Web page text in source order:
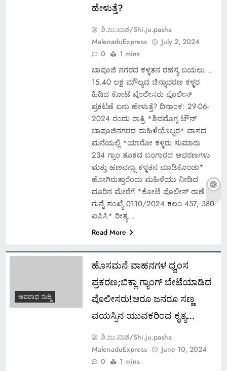
ಹೇಳುತ್ತೆ?
ಶಿ.ಜು.ಪಾಶ/Shi.ju.pasha
MalenaduExpress
July 2, 2024
0
1 mins
ಬಾಪೂಜಿ ನಗರದ ಕಳ್ಳತನ ರಹಸ್ಯ ಬಯಲು…
15.40 ಲಕ್ಷ ಮೌಲ್ಯದ ಚಿನ್ನಾಭರಣ ಕಳ್ಳರ
ಹಿಡಿದ ಕೋಟೆ ಪೊಲೀಸರು ಪೊಲೀಸ್
ಪ್ರಕಟಣೆ ಏನು ಹೇಳುತ್ತೆ? ದಿನಾಂಕ: 29-06-
2024 ರಂದು ರಾತ್ರಿ *ಶಿವಮೊಗ್ಗ ಟೌನ್
ಬಾಪೂಜಿನಗರದ ಮಹಿಳೆಯೊಬ್ಬರ* ವಾಸದ
ಮನೆಯಲ್ಲಿ *ಯಾರೋ ಕಳ್ಳರು ಸುಮಾರು
234 ಗ್ರಾಂ ತೂಕದ ಬಂಗಾರದ ಆಭರಣಗಳು
ಮತ್ತು ಹಣವನ್ನು ಕಳ್ಳತನ ಮಾಡಿಕೊಂಡು*
ಹೋಗಿರುತ್ತಾರೆಂದು ಮಹಿಳೆಯು ನೀಡಿದ
ದೂರಿನ ಮೇರೆಗೆ *ಕೋಟೆ ಪೊಲೀಸ್ ಠಾಣೆ
ಗುನ್ನೆ ಸಂಖ್ಯೆ 0110/2024 ಕಲಂ 457, 380
ಐಪಿಸಿ* ರೀತ್ಯ…
Read More
ಅಪರಾಧ ಸುದ್ದಿ
ಹೊಸಮನೆ ವಾಹನಗಳ ಧ್ವಂಸ
ಪ್ರಕರಣ;ಬಿಕ್ಲಾ ಗ್ಯಾಂಗ್ ಬೇಟೆಯಾಡಿದ
ಪೊಲೀಸರು!ಆರೂ ಜನರೂ ಸಣ್ಣ
ವಯಸ್ಸಿನ ಯುವಕರಿಂದ ಕೃತ್ಯ…
ಶಿ.ಜು.ಪಾಶ/Shi.ju.pasha
MalenaduExpress
June 10, 2024
0
1 mins